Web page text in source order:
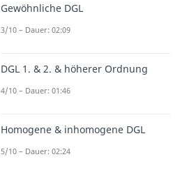
Gewöhnliche DGL
3/10 – Dauer: 02:09
DGL 1. & 2. & höherer Ordnung
4/10 – Dauer: 01:46
Homogene & inhomogene DGL
5/10 – Dauer: 02:24